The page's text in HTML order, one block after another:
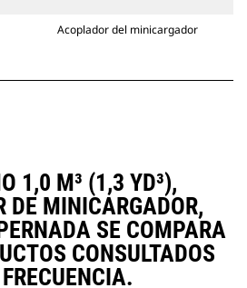
Acoplador del minicargador
1,0 M³ (1,3 YD³),
DE MINICARGADOR,
SE COMPARA
CONSULTADOS